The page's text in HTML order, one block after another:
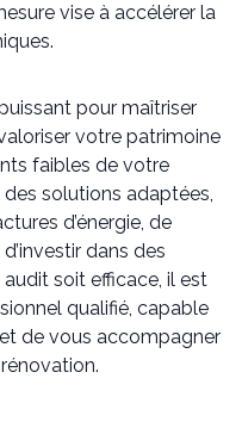
vise à accélérer la
pour maîtriser
votre patrimoine
faibles de votre
solutions adaptées,
d’énergie, de
dans des
soit efficace, il est
qualifié, capable
de vous accompagner